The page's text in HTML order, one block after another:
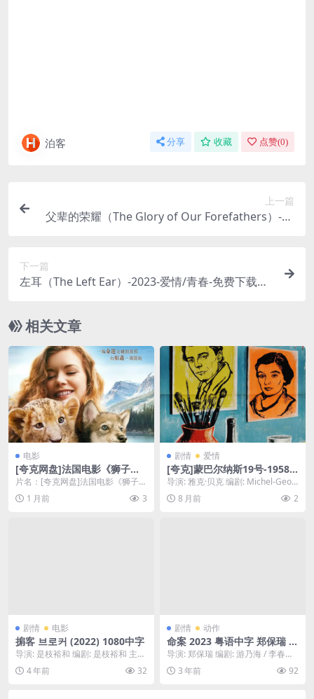
泊客 分享 收藏 点赞(0)
上一篇
父辈的荣耀（The Glory of Our Forefathers）-20
现了从90年代“林业改革”至今，林区人民在时代变
迁中的坚守、阵痛与新生🌲｜ CN
下一篇
左耳（The Left Ear）-2023-爱情/青春-免费下载
与一个性格叛逆的“坏女孩”，以及她们身边一群性
格各异的少年，在青春期里，所经历的那些关于
爱、疼痛与成长的残酷青春物语📖｜ CN
相关文章
电影
[夸克网盘]法国电影《狮子与
狼》（2021）家庭 / 冒险 豆
瓣7.4
片名：[夸克网盘]法国电影《狮子与
狼》（2021）家庭 / 冒险 豆瓣7.4
分...1 月前 3
剧情 爱情
[夸克]蒙巴尔纳斯19号-1958-1
080P影迷公认最佳源-剧情/传
记-[FR]
导演: 雅克·贝克 编剧: Michel-Geor
ges Michel / 雅克...
8 月前 2
剧情 电影
掮客 브로커 (2022) 1080中字
导演: 是枝裕和 编剧: 是枝裕和 主
演: 宋康昊 / 姜栋元 / 裴斗娜 / ...
4 年前 32
剧情 动作
命案 2023 粤语中字 郑保瑞 导
演 林家栋 杨乐文 主演 只分享
精品????
导演: 郑保瑞 编剧: 游乃海 / 李春晖
主演: 林家栋 / 杨乐文 / 吴廷...
3 年前 92